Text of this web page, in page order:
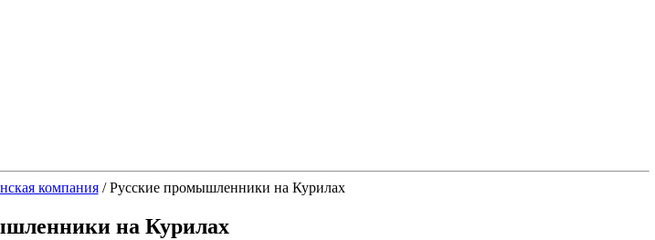
компания/Русские промышленники на Курилах
на Курилах